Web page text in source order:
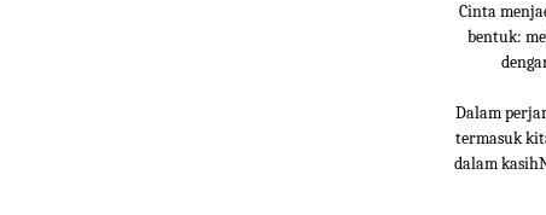
Cinta
bentuk:
Dalam
termasuk
dalam